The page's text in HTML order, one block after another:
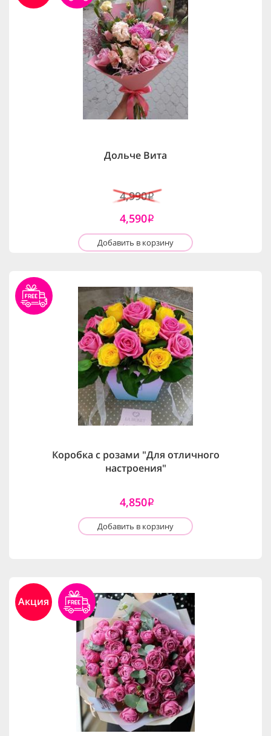
Дольче Вита
4,990i
4,590i
Добавить в корзину
Коробка с розами "Для отличного
настроения"
4,850i
Добавить в корзину
Акция